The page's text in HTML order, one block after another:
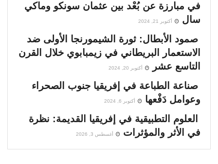
في مبارزة عن بُعْد بين عثمان سونكو وماكي
سال
أكتوبر 21, 2024
صمود الأبطال: ثورة الشيمورنجا الأولى ضد
الاستعمار البريطاني في زيمبابوي خلال القرن
التاسع عشر
أكتوبر 20, 2024
صناعة الطباعة في إفريقيا جنوب الصحراء
وعوامل دَفْعها
أكتوبر 6, 2024
العلوم التطبيقية في إفريقيا القديمة: نظرة
في الأثر والمؤثرات
أغسطس 3, 2026